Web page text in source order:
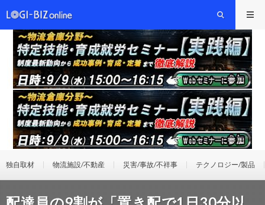
独自取材 物流施設/不動産 災害/事故/不祥事 テクノロジー/製品